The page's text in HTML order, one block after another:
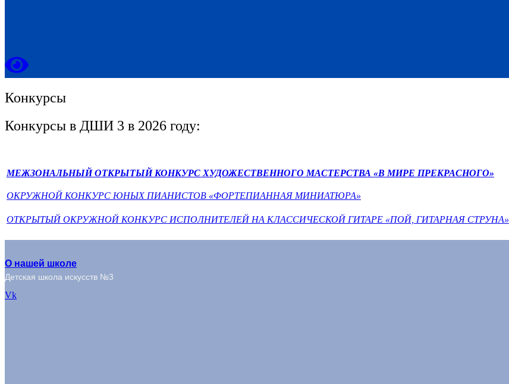
Конкурсы
Конкурсы в ДШИ 3 в 2026 году:
МЕЖЗОНАЛЬНЫЙ ОТКРЫТЫЙ КОНКУРС ХУДОЖЕСТВЕННОГО МАСТЕРСТВА «В МИРЕ ПРЕКРАСНОГО»
ОКРУЖНОЙ КОНКУРС ЮНЫХ ПИАНИСТОВ «ФОРТЕПИАННАЯ МИНИАТЮРА»
ОТКРЫТЫЙ ОКРУЖНОЙ КОНКУРС ИСПОЛНИТЕЛЕЙ НА КЛАССИЧЕСКОЙ ГИТАРЕ «ПОЙ, ГИТАРНАЯ СТРУНА»
О нашей школе
Детская школа искусств №3
Vk